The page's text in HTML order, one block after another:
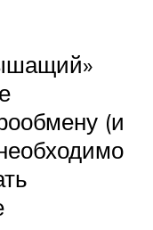
(и